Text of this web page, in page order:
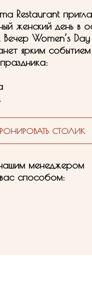
Restaurant
женский день в
Вечер Women’s
ярким событием
менеджером
способом:
СТОЛИК